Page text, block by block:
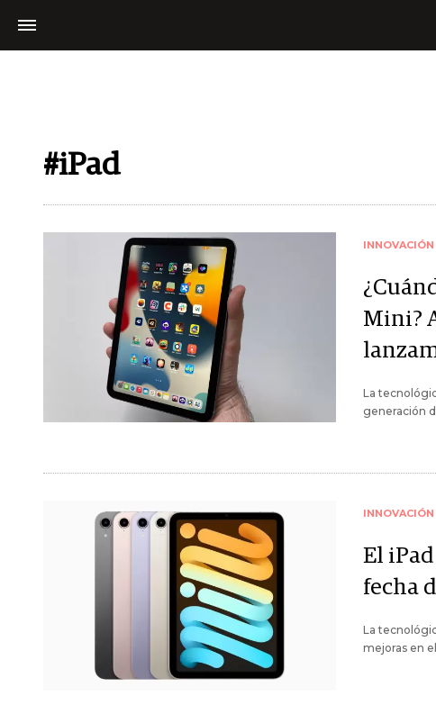
#iPad
INNOVACIÓN
Mini?
La
generación
INNOVACIÓN
El
fecha
La
mejoras en